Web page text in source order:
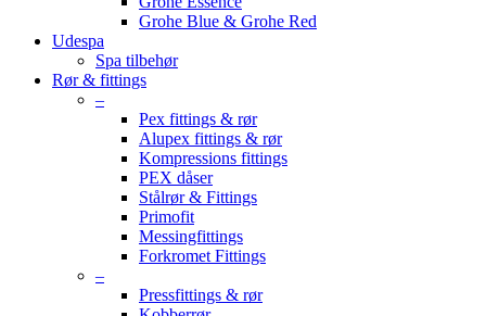
Grohe Blue & Grohe Red
Udespa
Spa tilbehør
Rør & fittings
–
Pex fittings & rør
Alupex fittings & rør
Kompressions fittings
PEX dåser
Stålrør & Fittings
Primofit
Messingfittings
Forkromet Fittings
–
Pressfittings & rør